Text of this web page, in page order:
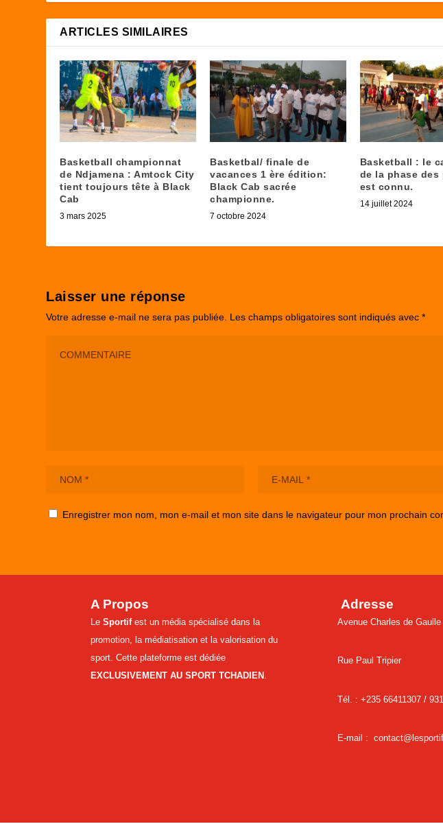
ARTICLES SIMILAIRES
Basketball championnat
de Ndjamena : Amtock City
tient toujours tête à Black
Cab
3 mars 2025
Basketbal/ finale de
vacances 1 ère édition:
Black Cab sacrée
championne.
7 octobre 2024
Basketball : le
de la phase des
est connu.
14 juillet 2024
Laisser une réponse
Votre adresse e-mail ne sera pas publiée. Les champs obligatoires sont indiqués avec*
Enregistrer mon nom, mon e-mail et mon site dans le navigateur pour mon prochain
A Propos
Le Sportifest un média spécialisé dans la
promotion, la médiatisation et la valorisation du
sport. Cette plateforme est dédiée
EXCLUSIVEMENT AU SPORT TCHADIEN
Adresse
Avenue Charles de Gaulle
Rue Paul Tripier
Tél. : +235 66411307 /
E-mail :